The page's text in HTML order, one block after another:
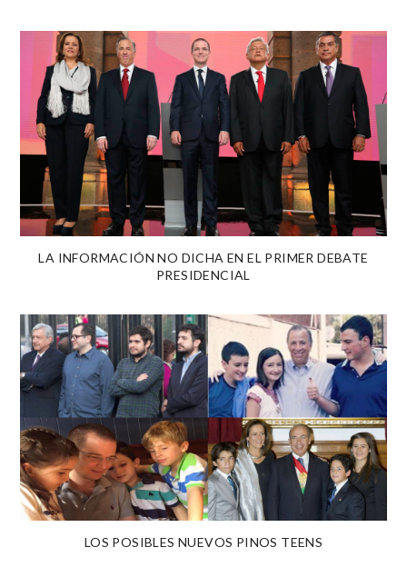
LA INFORMACIÓN NO DICHA EN EL PRIMER DEBATE
PRESIDENCIAL
LOS POSIBLES NUEVOS PINOS TEENS